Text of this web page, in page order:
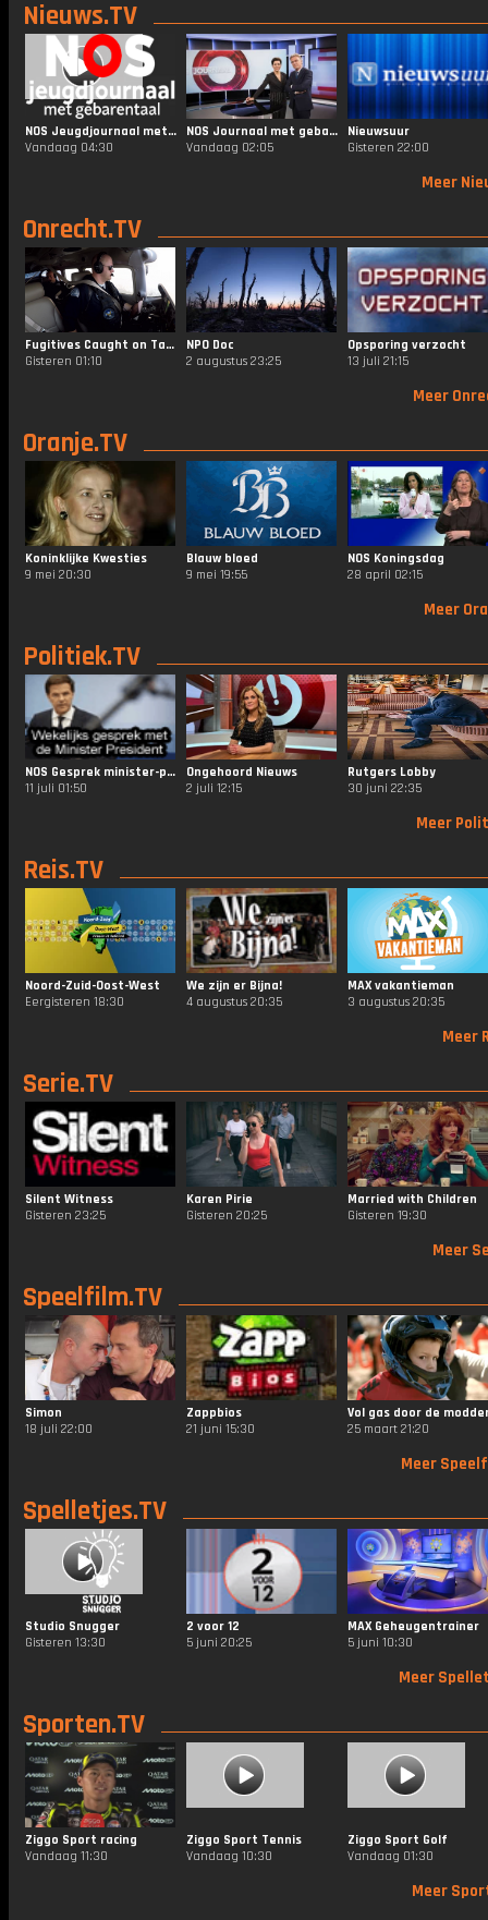
Nieuws.TV
NOS Jeugdjournaal met Gebarentaal
Vandaag 04:30
NOS Journaal met gebarentaal 20.00
Vandaag 02:05
Nieuwsuur
Gisteren 22:00
Meer
Onrecht.TV
Fugitives Caught on Tape
Gisteren 01:10
NPO Doc
2 augustus 23:25
Opsporing verzocht
13 juli 21:15
Meer
Oranje.TV
Koninklijke Kwesties
9 mei 20:30
Blauw bloed
9 mei 19:55
NOS Koningsdag
28 april 02:15
Meer
Politiek.TV
NOS Gesprek minister-president
11 juli 01:50
Ongehoord Nieuws
2 juli 12:15
Rutgers Lobby
30 juni 22:35
Meer
Reis.TV
Noord-Zuid-Oost-West
Eergisteren 18:30
We zijn er Bijna!
4 augustus 20:35
MAX vakantieman
3 augustus 20:35
Meer
Serie.TV
Silent Witness
Gisteren 23:25
Karen Pirie
Gisteren 20:25
Married with Children
Gisteren 19:30
Meer
Speelfilm.TV
Simon
18 juli 22:00
Zappbios
21 juni 15:30
Vol gas door de
25 maart 21:20
Meer
Spelletjes.TV
Studio Snugger
Gisteren 13:30
2 voor 12
5 juni 20:25
MAX Geheugentrainer
5 juni 10:30
Meer
Sporten.TV
Ziggo Sport racing
Vandaag 11:30
Ziggo Sport Tennis
Vandaag 10:30
Ziggo Sport Golf
Vandaag 01:30
Meer